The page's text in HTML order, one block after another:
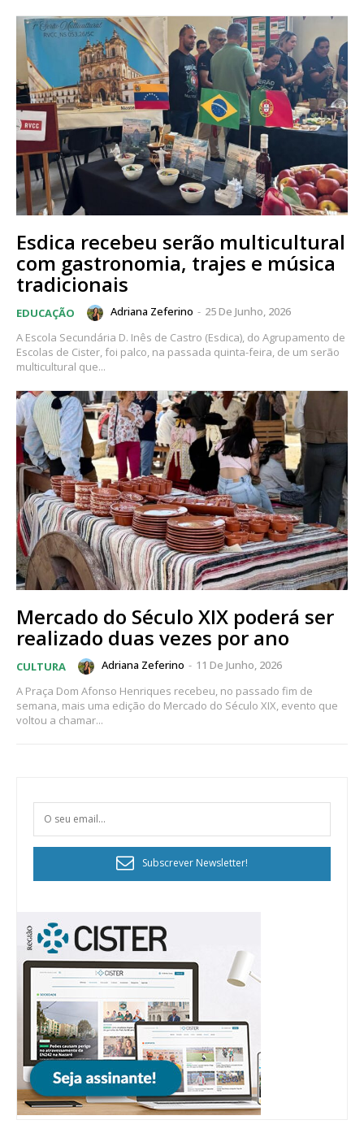
Planos de Assinatura
Faça-se assinante do Região de Cister e ajude-nos a manter este serviço
Esdica recebeu serão multicultural
com gastronomia, trajes e música
tradicionais
EDUCAÇÃO Adriana Zeferino - 25 De Junho, 2026
A Escola Secundária D. Inês de Castro (Esdica), do Agrupamento de
Escolas de Cister, foi palco, na passada quinta-feira, de um serão
multicultural que...
Mercado do Século XIX poderá ser
realizado duas vezes por ano
CULTURA Adriana Zeferino - 11 De Junho, 2026
A Praça Dom Afonso Henriques recebeu, no passado fim de
semana, mais uma edição do Mercado do Século XIX, evento que
voltou a chamar...
Subscrever Newsletter!